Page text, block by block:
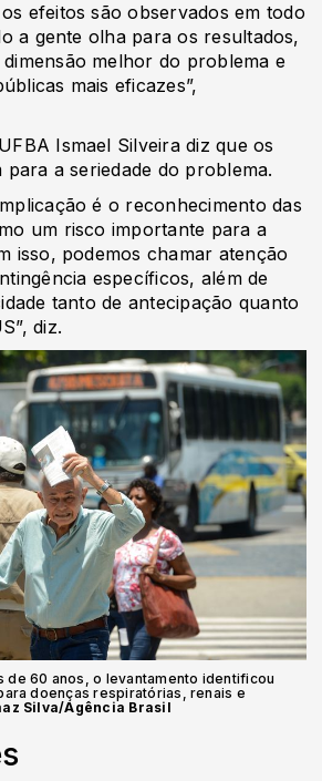
efeitos são observados em todo
a gente olha para os resultados,
melhor do problema e
mais eficazes”,
Ismael Silveira diz que os
para a seriedade do problema.
é o reconhecimento das
um risco importante para a
isso, podemos chamar atenção
específicos, além de
tanto de antecipação quanto
diz.
de 60 anos, o levantamento identificou
doenças respiratórias, renais e
Silva/Agência Brasil